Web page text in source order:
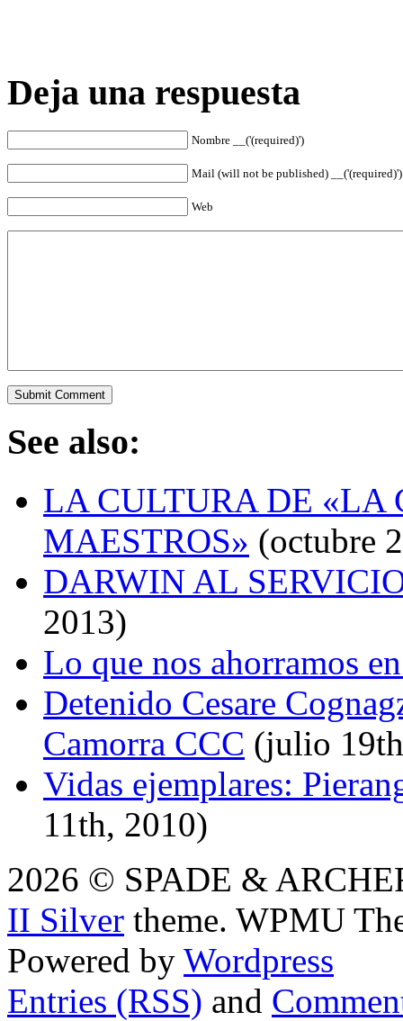
Deja una respuesta
Nombre __('(required)')
Mail (will not be published) __('(required)')
Web
See also:
LA CULTURA DE «LA
MAESTROS» (octubre
DARWIN AL
2013)
Lo que nos ahorramos
Detenido Cesare
Camorra CCC (julio
Vidas ejemplares:
11th, 2010)
2026 © SPADE &
II Silver theme. WPMU
Powered by Wordpress
Entries (RSS) and